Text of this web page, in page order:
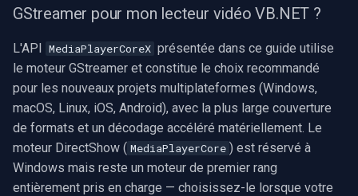
GStreamer pour mon lecteur vidéo VB.NET ?
L'API MediaPlayerCoreX présentée dans ce guide utilise
le moteur GStreamer et constitue le choix recommandé
pour les nouveaux projets multiplateformes (Windows,
macOS, Linux, iOS, Android), avec la plus large couverture
de formats et un décodage accéléré matériellement. Le
moteur DirectShow ( MediaPlayerCore ) est réservé à
Windows mais reste un moteur de premier rang
entièrement pris en charge — choisissez-le lorsque votre